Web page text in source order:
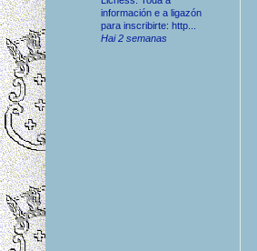
información e a ligazón
para inscribirte: http...
Hai 2 semanas